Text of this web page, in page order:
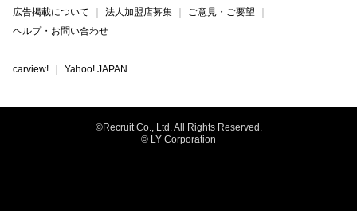
広告掲載について
法人加盟店募集
ご意見・ご要望
ヘルプ・お問い合わせ
carview! Yahoo! JAPAN
©Recruit Co., Ltd. All Rights Reserved.
© LY Corporation